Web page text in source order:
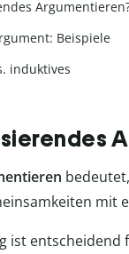
Beispiele
induktives
mit
ist